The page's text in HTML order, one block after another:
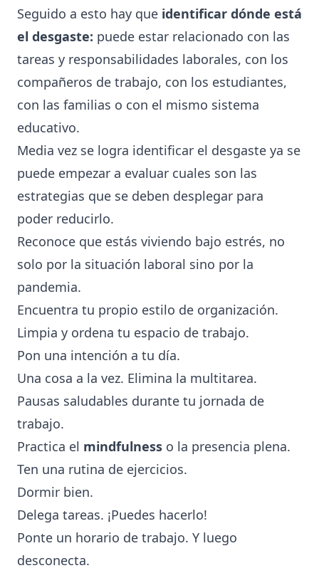
Seguido a esto hay que identificar dónde está
el desgaste: puede estar relacionado con las
tareas y responsabilidades laborales, con los
compañeros de trabajo, con los estudiantes,
con las familias o con el mismo sistema
educativo.
Media vez se logra identificar el desgaste ya se
puede empezar a evaluar cuales son las
estrategias que se deben desplegar para
poder reducirlo.
Reconoce que estás viviendo bajo estrés, no
solo por la situación laboral sino por la
pandemia.
Encuentra tu propio estilo de organización.
Limpia y ordena tu espacio de trabajo.
Pon una intención a tu día.
Una cosa a la vez. Elimina la multitarea.
Pausas saludables durante tu jornada de
trabajo.
Practica el mindfulness o la presencia plena.
Ten una rutina de ejercicios.
Dormir bien.
Delega tareas. ¡Puedes hacerlo!
Ponte un horario de trabajo. Y luego
desconecta.